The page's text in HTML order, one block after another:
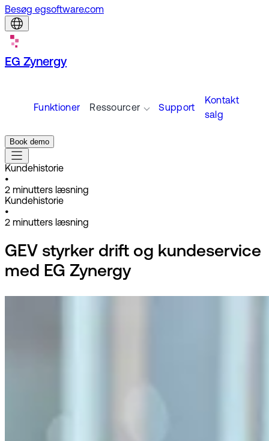
Besøg egsoftware.com
EG Zynergy
Funktioner Ressourcer Support
Kontakt
salg
Book demo
Kundehistorie
•
2 minutters læsning
Kundehistorie
•
2 minutters læsning
GEV styrker drift og kundeservice
med EG Zynergy